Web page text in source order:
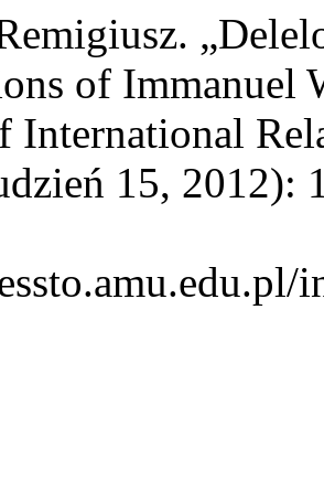
of Immanuel
International
15, 2012):